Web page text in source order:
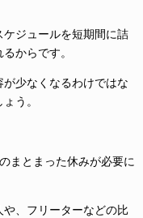
ジュールを短期間に詰
からです。
少なくなるわけではな
う。
まとまった休みが必要に
、フリーターなどの比